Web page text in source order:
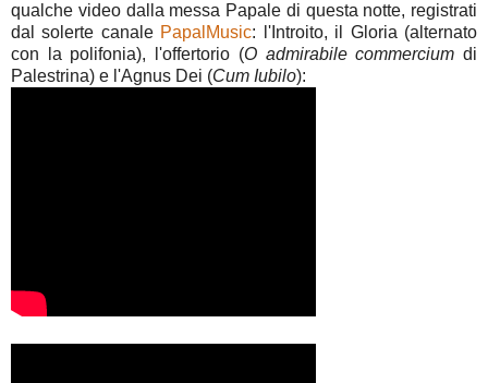
qualche video dalla messa Papale di questa notte, registrati
dal solerte canale PapalMusic: l'Introito, il Gloria (alternato
con la polifonia), l'offertorio (O admirabile commercium di
Palestrina) e l'Agnus Dei (Cum Iubilo):